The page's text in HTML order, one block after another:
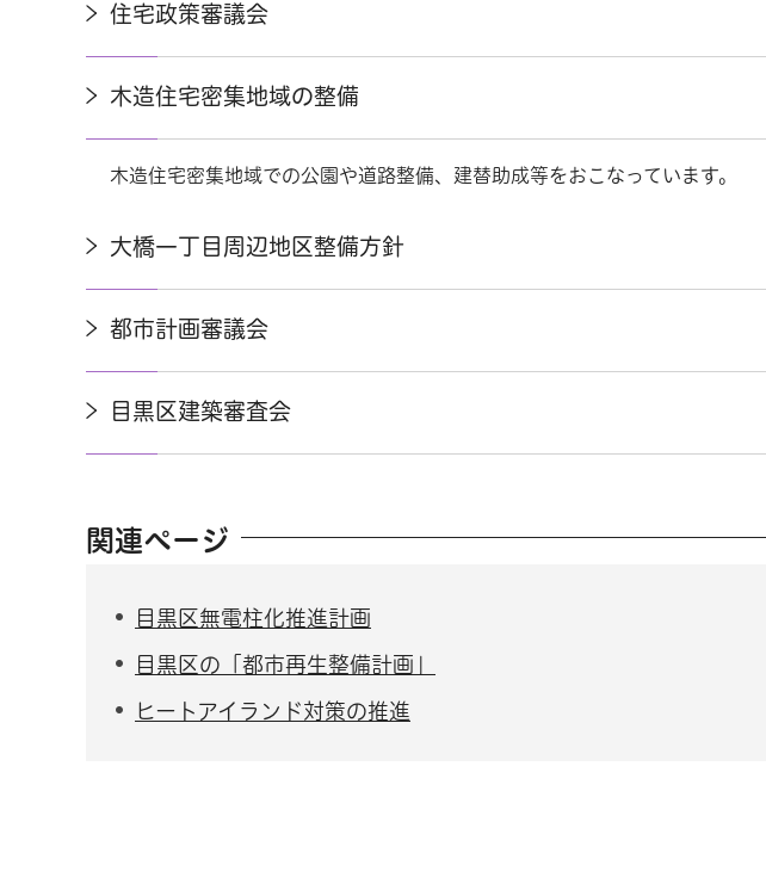
住宅政策審議会
木造住宅密集地域の整備
木造住宅密集地域での公園や道路整備、建替助成等をおこなっています。
大橋一丁目周辺地区整備方針
都市計画審議会
目黒区建築審査会
関連ページ
目黒区無電柱化推進計画
目黒区の「都市再生整備計画」
ヒートアイランド対策の推進